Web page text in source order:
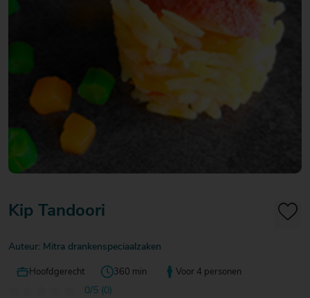
Voordelen Mitra Member
Klantenservice
Kip Tandoori
Auteur: Mitra drankenspeciaalzaken
Hoofdgerecht 360 min Voor 4 personen
0/5 (0)